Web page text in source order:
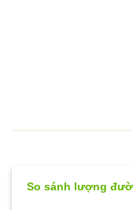
So sánh lượng